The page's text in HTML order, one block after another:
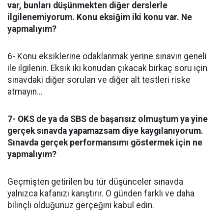
var, bunları düşünmekten diğer derslerle
ilgilenemiyorum. Konu eksiğim iki konu var. Ne
yapmalıyım?
6- Konu eksiklerine odaklanmak yerine sınavın geneli
ile ilgilenin. Eksik iki konudan çıkacak birkaç soru için
sınavdaki diğer soruları ve diğer alt testleri riske
atmayın…
7- OKS de ya da SBS de başarısız olmuştum ya yine
gerçek sınavda yapamazsam diye kaygılanıyorum.
Sınavda gerçek performansımı göstermek için ne
yapmalıyım?
Geçmişten getirilen bu tür düşünceler sınavda
yalnızca kafanızı karıştırır. O günden farklı ve daha
bilinçli olduğunuz gerçeğini kabul edin.